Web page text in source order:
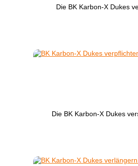
Die BK Karbon-X Dukes
Die BK Karbon-X Dukes